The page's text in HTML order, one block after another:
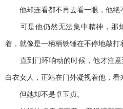
他却连看都不再去看一眼，他绝
可是他仍然无法集中精神，那
着，就像是一柄柄铁锤在不停地敲打
直到门环响动的时候，他才注意
白衣女人，正站在门外凝视着他，看
但她却不是卓玉贞。